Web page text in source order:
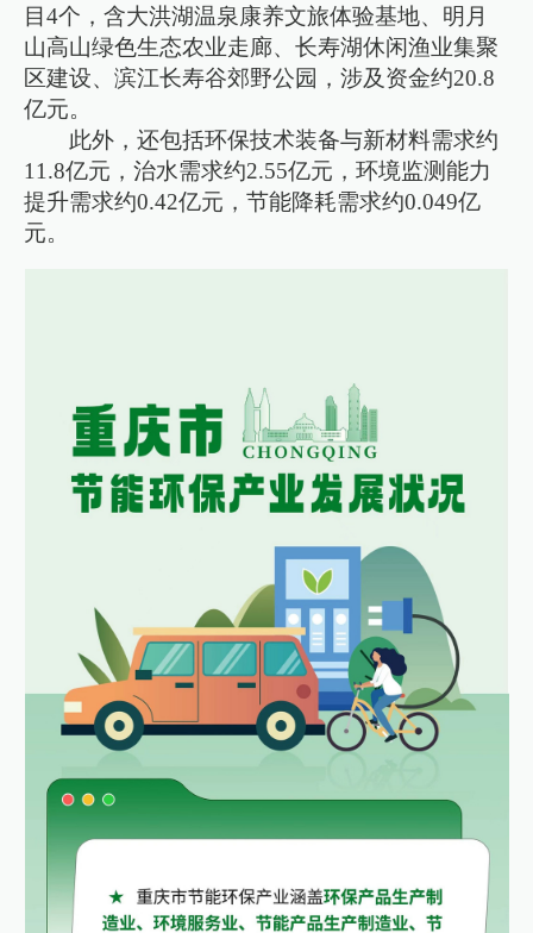
目4个，含大洪湖温泉康养文旅体验基地、明月
山高山绿色生态农业走廊、长寿湖休闲渔业集聚
区建设、滨江长寿谷郊野公园，涉及资金约20.8
亿元。
此外，还包括环保技术装备与新材料需求约
11.8亿元，治水需求约2.55亿元，环境监测能力
提升需求约0.42亿元，节能降耗需求约0.049亿
元。